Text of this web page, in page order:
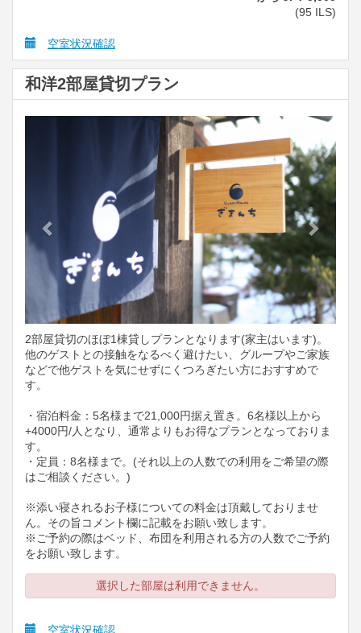
(95 ILS)
空室状況確認
和洋2部屋貸切プラン
Next
2部屋貸切のほぼ1棟貸しプランとなります(家主はいます)。
他のゲストとの接触をなるべく避けたい、グループやご家族
などで他ゲストを気にせずにくつろぎたい方におすすめで
す。
・宿泊料金：5名様まで21,000円据え置き。6名様以上から
+4000円/人となり、通常よりもお得なプランとなっておりま
す。
・定員：8名様まで。(それ以上の人数での利用をご希望の際
はご相談ください。)
※添い寝されるお子様についての料金は頂戴しておりませ
ん。その旨コメント欄に記載をお願い致します。
※ご予約の際はベッド、布団を利用される方の人数でご予約
をお願い致します。
選択した部屋は利用できません。
空室状況確認